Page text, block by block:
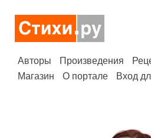
Авторы Произведения
Магазин
О портале Вход